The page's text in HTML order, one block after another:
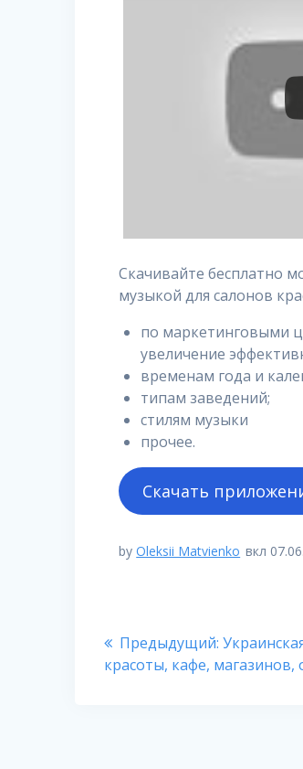
Скачивайте бесплатно
музыкой для салонов
по маркетинговыми
увеличение
временам года и
типам заведений;
стилям музыки
прочее.
Скачать
byOleksii Matvienko вкл
Навигация
поПредыдущий:
запись:
красоты, кафе, магазинов,